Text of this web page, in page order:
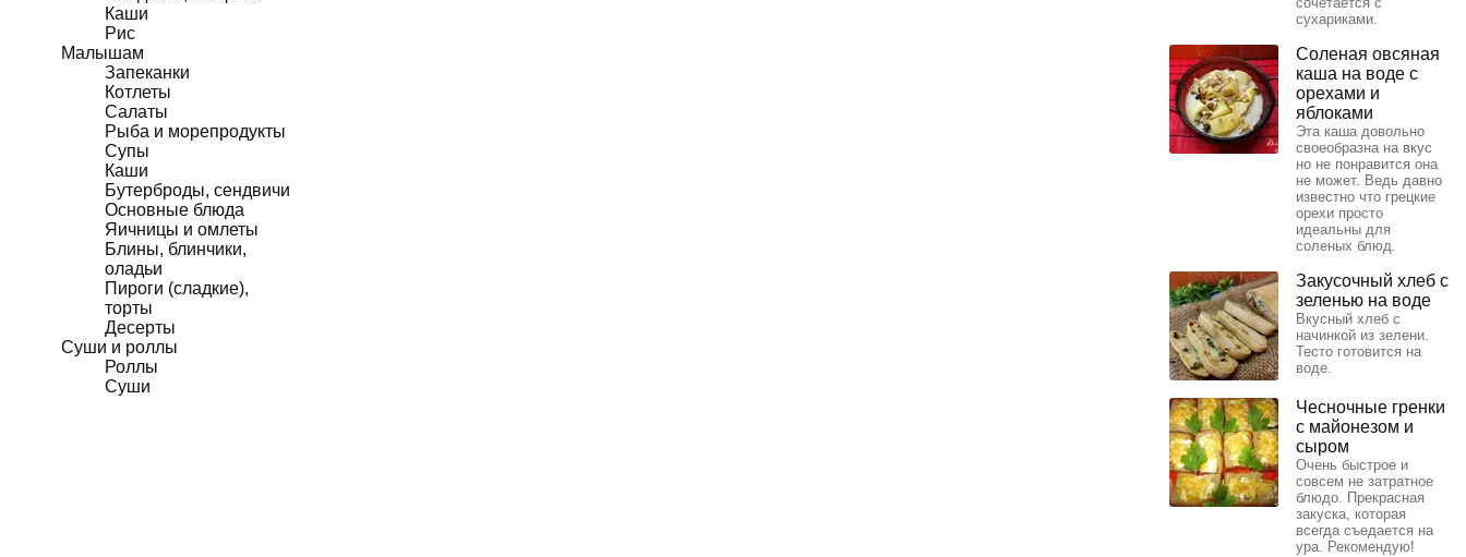
Каши
Рис
Малышам
Запеканки
Котлеты
Салаты
Рыба и морепродукты
Супы
Каши
Бутерброды, сендвичи
Основные блюда
Яичницы и омлеты
Блины, блинчики,
оладьи
Пироги (сладкие),
торты
Десерты
Суши и роллы
Роллы
Суши
сухариками.
Соленая овсяная
каша на воде с
орехами и
яблоками
Эта каша довольно
своеобразна на вкус
но не понравится она
не может. Ведь давно
известно что грецкие
орехи просто
идеальны для
соленых блюд.
Закусочный хлеб с
зеленью на воде
Вкусный хлеб с
начинкой из зелени.
Тесто готовится на
воде.
Чесночные гренки
с майонезом и
сыром
Очень быстрое и
совсем не затратное
блюдо. Прекрасная
закуска, которая
всегда съедается на
ура. Рекомендую!